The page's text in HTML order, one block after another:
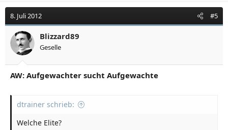
8. Juli 2012 #5
Blizzard89
Geselle
AW: Aufgewachter sucht Aufgewachte
dtrainer schrieb:
Welche Elite?